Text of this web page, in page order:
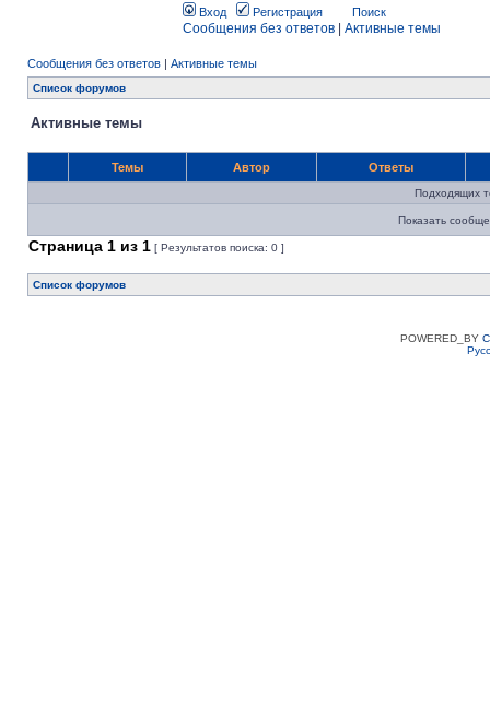
Вход Регистрация Поиск
Сообщения без ответов Активные темы
Сообщения без ответов | Активные темы
Список форумов
Активные темы
Темы Автор Ответы
Подходящих
Показать
Страница 1 из 1 [ Результатов поиска: 0 ]
Список форумов
POWERED_BY